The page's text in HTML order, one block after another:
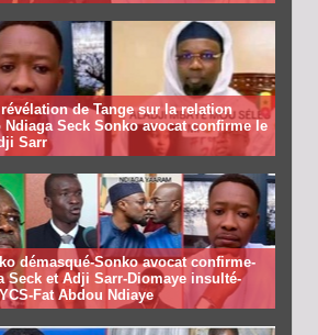
de Tange sur la relation
Ndiaga Seck Sonko avocat confirme le
Sarr
démasqué-Sonko avocat confirme-
Seck et Adji Sarr-Diomaye insulté-
Fat Abdou Ndiaye